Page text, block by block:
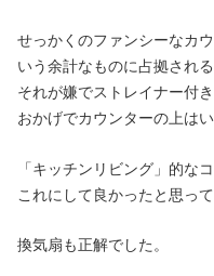
せっかくのファンシーなカ
いう余計なものに占拠される
それが嫌でストレイナー付
おかげでカウンターの上はい
「キッチンリビング」的な
これにして良かったと思って
換気扇も正解でした。